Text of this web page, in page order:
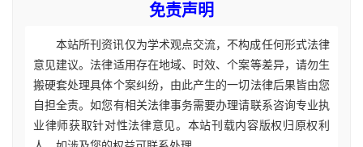
免责声明
本站所刊资讯仅为学术观点交流，不构成任何形式法律
意见建议。法律适用存在地域、时效、个案等差异，请勿生
搬硬套处理具体个案纠纷，由此产生的一切法律后果皆由您
自担全责。如您有相关法律事务需要办理请联系咨询专业执
业律师获取针对性法律意见。本站刊载内容版权归原权利